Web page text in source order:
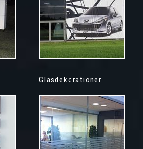
Glasdekorationer